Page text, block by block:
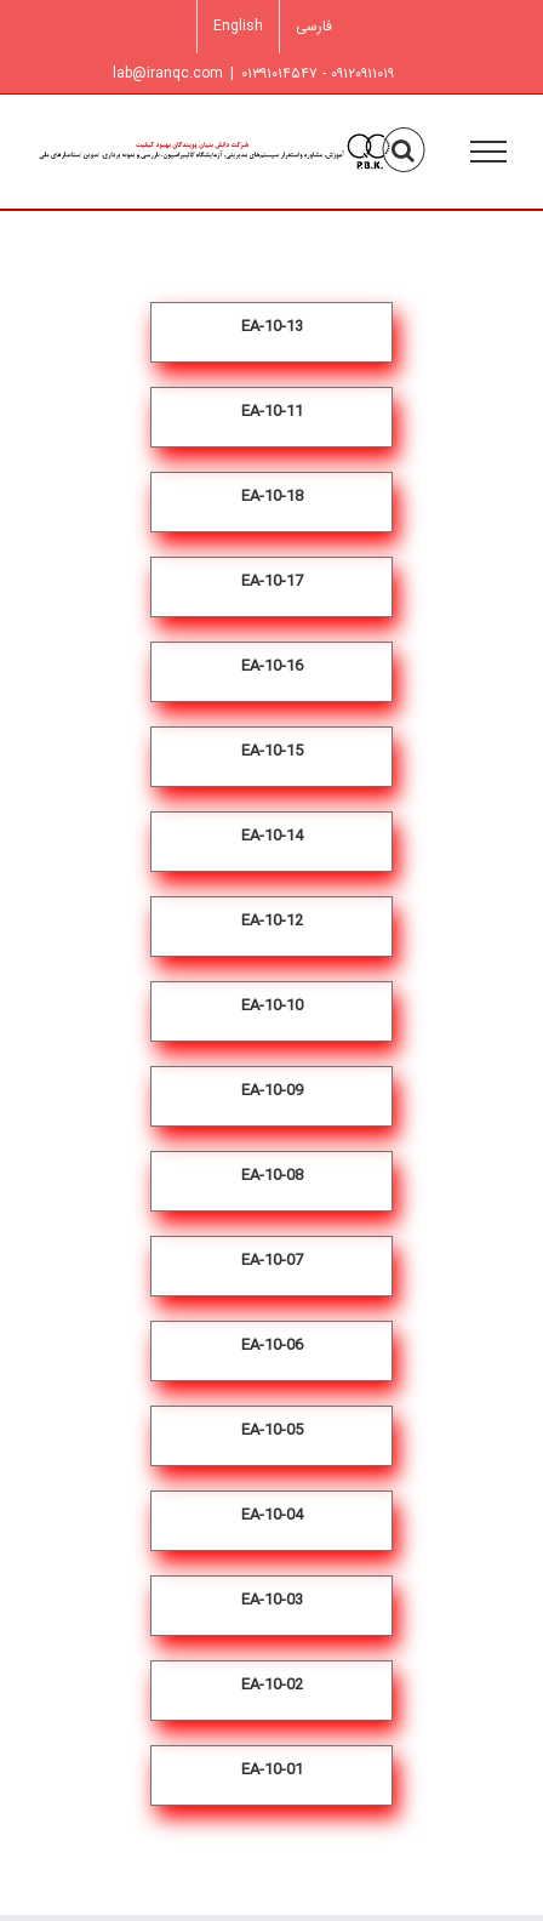
فارسی English
۰۹۱۲۰۹۱۱۰۱۹ - ۰۱۳۹۱۰۱۴۵۴۷ |
lab@iranqc.com
EA-10-13
EA-10-11
EA-10-18
EA-10-17
EA-10-16
EA-10-15
EA-10-14
EA-10-12
EA-10-10
EA-10-09
EA-10-08
EA-10-07
EA-10-06
EA-10-05
EA-10-04
EA-10-03
EA-10-02
EA-10-01